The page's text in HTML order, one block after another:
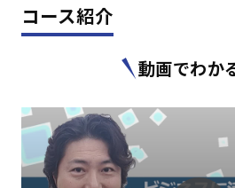
コース紹介
動画でわか